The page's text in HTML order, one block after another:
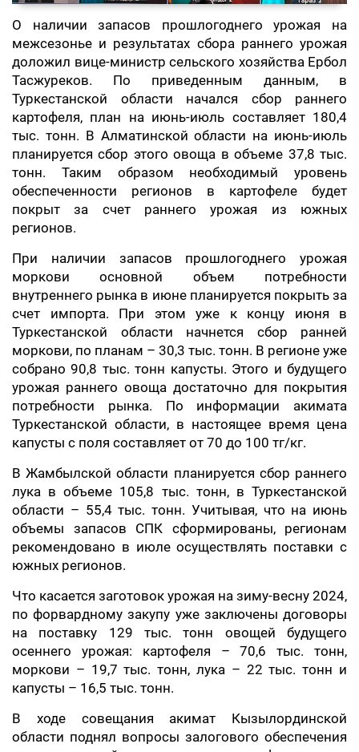
О наличии запасов прошлогоднего урожая на
межсезонье и результатах сбора раннего урожая
доложил вице-министр сельского хозяйства Ербол
Тасжуреков. По приведенным данным, в
Туркестанской области начался сбор раннего
картофеля, план на июнь-июль составляет 180,4
тыс. тонн. В Алматинской области на июнь-июль
планируется сбор этого овоща в объеме 37,8 тыс.
тонн. Таким образом необходимый уровень
обеспеченности регионов в картофеле будет
покрыт за счет раннего урожая из южных
регионов.
При наличии запасов прошлогоднего урожая
моркови основной объем потребности
внутреннего рынка в июне планируется покрыть за
счет импорта. При этом уже к концу июня в
Туркестанской области начнется сбор ранней
моркови, по планам – 30,3 тыс. тонн. В регионе уже
собрано 90,8 тыс. тонн капусты. Этого и будущего
урожая раннего овоща достаточно для покрытия
потребности рынка. По информации акимата
Туркестанской области, в настоящее время цена
капусты с поля составляет от 70 до 100 тг/кг.
В Жамбылской области планируется сбор раннего
лука в объеме 105,8 тыс. тонн, в Туркестанской
области – 55,4 тыс. тонн. Учитывая, что на июнь
объемы запасов СПК сформированы, регионам
рекомендовано в июле осуществлять поставки с
южных регионов.
Что касается заготовок урожая на зиму-весну 2024,
по форвардному закупу уже заключены договоры
на поставку 129 тыс. тонн овощей будущего
осеннего урожая: картофеля – 70,6 тыс. тонн,
моркови – 19,7 тыс. тонн, лука – 22 тыс. тонн и
капусты – 16,5 тыс. тонн.
В ходе совещания акимат Кызылординской
области поднял вопросы залогового обеспечения